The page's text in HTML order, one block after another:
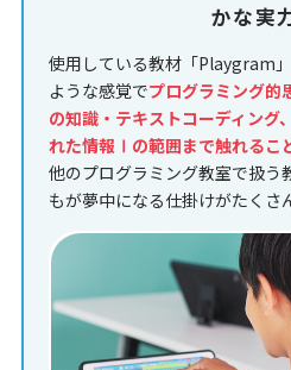
かな実
使用している教材「Playgram
ような感覚でプログラミング的
の知識・テキストコーディング
れた情報Ⅰの範囲まで触れるこ
他のプログラミング教室で扱う
もが夢中になる仕掛けがたくさ